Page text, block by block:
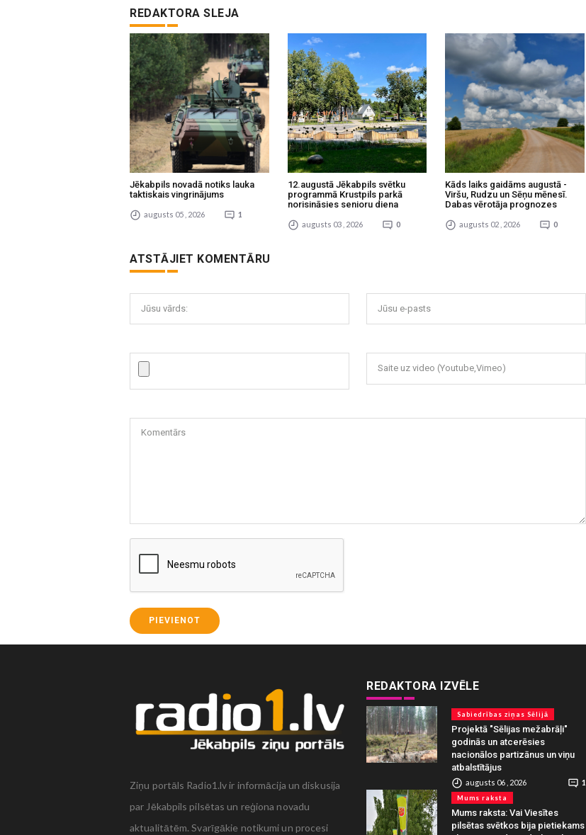
REDAKTORA SLEJA
Jēkabpils novadā notiks lauka
taktiskais vingrinājums
augusts 05 , 2026 1
12.augustā Jēkabpils svētku
programmā Krustpils parkā
norisināsies senioru diena
augusts 03 , 2026 0
Kāds laiks gaidāms augustā -
Viršu, Rudzu un Sēņu mēnesī.
Dabas vērotāja prognozes
augusts 02 , 2026 0
ATSTĀJIET KOMENTĀRU
Jūsu vārds: Jūsu e-pasts
Saite uz video (Youtube,Vimeo)
Komentārs
PIEVIENOT
1.augustā Viesīte svin pilsētas
svētkus (PROGRAMMA)
julijs 31 , 2026
Ziņu portāls Radio1.lv ir informācija un diskusija
par Jēkabpils pilsētas un reģiona novadu
aktualitātēm. Svarīgākie notikumi un procesi
REDAKTORA IZVĒLE
Sabiedrības ziņas Sēlijā
Projektā "Sēlijas mežabrāļi"
godinās un atcerēsies
nacionālos partizānus un viņu
atbalstītājus
augusts 06 , 2026 1
Mums raksta
Mums raksta: Vai Viesītes
pilsētas svētkos bija pietiekams